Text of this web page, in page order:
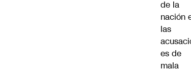
de la
nación
las
es de
mala